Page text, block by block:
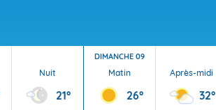
Nuit
21°
DIMANCHE 09
Matin
26°
Après-midi
32°